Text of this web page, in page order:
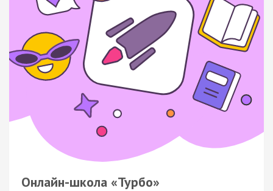
Онлайн-школа «Турбо»